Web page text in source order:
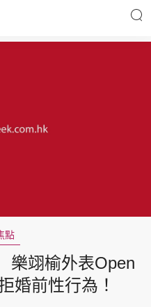
優享生活
東周專欄
點
樂翊榆外表Open
婚前性行為！